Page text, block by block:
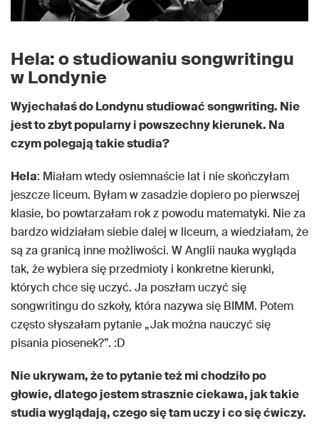
Hela: o studiowaniu songwritingu
w Londynie
Wyjechałaś do Londynu studiować songwriting. Nie
jest to zbyt popularny i powszechny kierunek. Na
czym polegają takie studia?
Hela: Miałam wtedy osiemnaście lat i nie skończyłam
jeszcze liceum. Byłam w zasadzie dopiero po pierwszej
klasie, bo powtarzałam rok z powodu matematyki. Nie za
bardzo widziałam siebie dalej w liceum, a wiedziałam, że
są za granicą inne możliwości. W Anglii nauka wygląda
tak, że wybiera się przedmioty i konkretne kierunki,
których chce się uczyć. Ja poszłam uczyć się
songwritingu do szkoły, która nazywa się BIMM. Potem
często słyszałam pytanie „Jak można nauczyć się
pisania piosenek?”. :D
Nie ukrywam, że to pytanie też mi chodziło po
głowie, dlatego jestem strasznie ciekawa, jak takie
studia wyglądają, czego się tam uczy i co się ćwiczy.